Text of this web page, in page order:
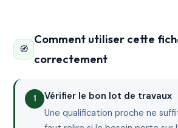
🧭
Comment utiliser cette
correctement
Vérifier le bon lot de travaux
Une qualification proche ne